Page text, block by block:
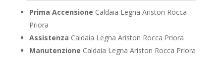
Prima Accensione Caldaia Legna Ariston Rocca
Priora
Assistenza Caldaia Legna Ariston Rocca Priora
Manutenzione Caldaia Legna Ariston Rocca Priora